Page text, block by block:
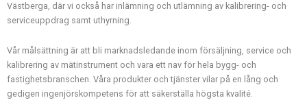
Västberga, där vi också har inlämning och utlämning av kalibrering- och
serviceuppdrag samt uthyrning.
Vår målsättning är att bli marknadsledande inom försäljning, service och
kalibrering av mätinstrument och vara ett nav för hela bygg- och
fastighetsbranschen. Våra produkter och tjänster vilar på en lång och
gedigen ingenjörskompetens för att säkerställa högsta kvalité.